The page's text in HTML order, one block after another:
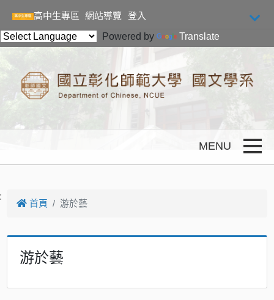
高中生專區
網站導覽
登入
Powered by
Translate
首頁 游於藝
游於藝